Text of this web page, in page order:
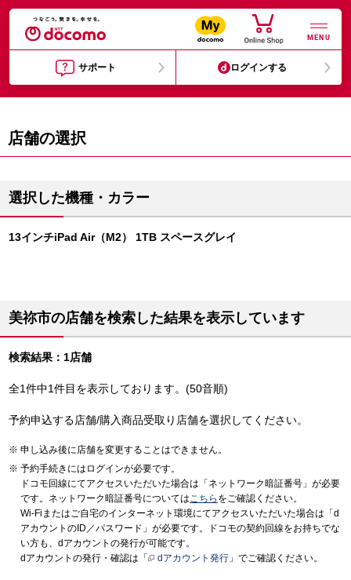
MENU
サポート ログインする
店舗の選択
選択した機種・カラー
13インチiPad Air（M2） 1TB スペースグレイ
美祢市の店舗を検索した結果を表示しています
検索結果：1店舗
全1件中1件目を表示しております。(50音順)
予約申込する店舗/購入商品受取り店舗を選択してください。
申し込み後に店舗を変更することはできません。
予約手続きにはログインが必要です。
ドコモ回線にてアクセスいただいた場合は「ネットワーク暗証番号」が必要
です。ネットワーク暗証番号についてはこちら をご確認ください。
Wi-Fiまたはご自宅のインターネット環境にてアクセスいただいた場合は「d
アカウントのID／パスワード」が必要です。ドコモの契約回線をお持ちでな
い方も、dアカウントの発行が可能です。
dアカウントの発行・確認は「
dアカウント発行 」でご確認ください。